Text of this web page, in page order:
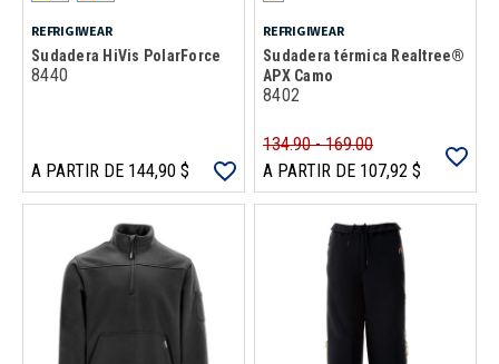
REFRIGIWEAR
Sudadera HiVis PolarForce
8440
A PARTIR DE 144,90 $
REFRIGIWEAR
Sudadera térmica Realtree®
APX Camo
8402
134.90 - 169.00
A PARTIR DE 107,92 $